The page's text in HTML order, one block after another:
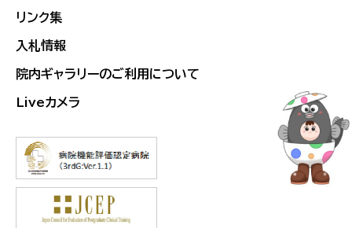
リンク集
入札情報
院内ギャラリーのご利用について
Liveカメラ